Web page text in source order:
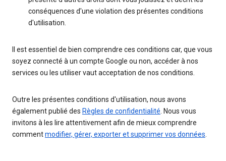
conséquences d'une violation des présentes conditions
d'utilisation.
Il est essentiel de bien comprendre ces conditions car, que vous
soyez connecté à un compte Google ou non, accéder à nos
services ou les utiliser vaut acceptation de nos conditions.
Outre les présentes conditions d'utilisation, nous avons
également publié des Règles de confidentialité . Nous vous
invitons à les lire attentivement afin de mieux comprendre
commentmodifier, gérer, exporter et supprimer vos données